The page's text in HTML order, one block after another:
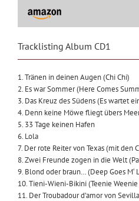
Tracklisting Album CD1
1. Tränen in deinen Augen (Chi Chi)
2. Es war Sommer (Here Comes
3. Das Kreuz des Südens (Es wartet
4. Denn keine Möwe fliegt übers
5. 33 Tage keinen Hafen
6. Lola
7. Der rote Reiter von Texas (mit den
8. Zwei Freunde zogen in die Welt
9. Blond oder braun… (Deep Goes M‘
10. Tieni-Wieni-Bikini (Teenie
11. Der Troubadour d’amor von